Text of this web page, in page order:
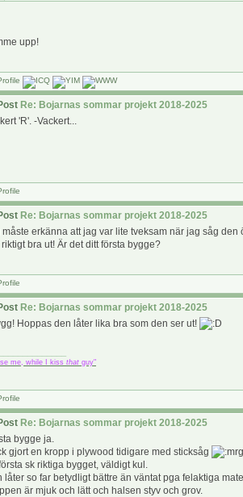
upp!
Re: Bojarnas sommar projekt 2018-2025
'R'. -Vackert...
Re: Bojarnas sommar projekt 2018-2025
måste erkänna att jag var lite tveksam när jag såg
bra ut! Är det ditt första bygge?
Re: Bojarnas sommar projekt 2018-2025
Hoppas den låter lika bra som den ser ut!
me, while I kiss that guy"
Re: Bojarnas sommar projekt 2018-2025
bygge ja.
gjort en kropp i plywood tidigare med sticksåg
sk riktiga bygget, väldigt kul.
låter so far betydligt bättre än väntat pga felaktiga
är mjuk och lätt och halsen styv och grov.